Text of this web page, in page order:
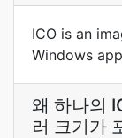
ICO is an
Windows
왜 하나의
러 크기가